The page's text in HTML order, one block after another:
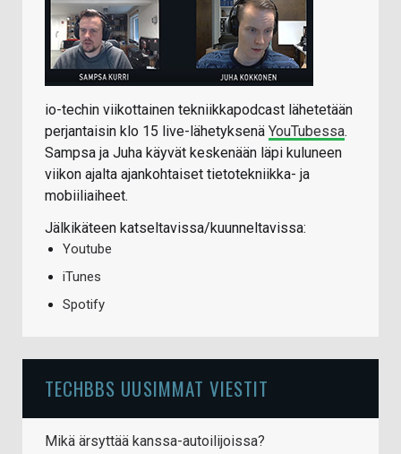
io-techin viikottainen tekniikkapodcast lähetetään
perjantaisin klo 15 live-lähetyksenä YouTubessa.
Sampsa ja Juha käyvät keskenään läpi kuluneen
viikon ajalta ajankohtaiset tietotekniikka- ja
mobiiliaiheet.
Jälkikäteen katseltavissa/kuunneltavissa:
Youtube
iTunes
Spotify
TECHBBS UUSIMMAT VIESTIT
Mikä ärsyttää kanssa-autoilijoissa?